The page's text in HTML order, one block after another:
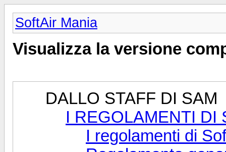
SoftAir Mania
Visualizza la versione
DALLO STAFF DI SAM
I REGOLAMENTI DI
I regolamenti di